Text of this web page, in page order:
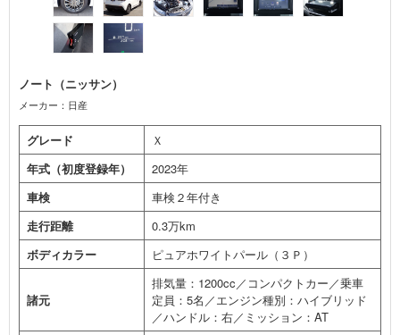
ノート（ニッサン）
メーカー：日産
グレード
Ｘ
年式（初度登録年）
2023年
車検
車検２年付き
走行距離
0.3万km
ボディカラー
ピュアホワイトパール（３Ｐ）
諸元
排気量：1200cc／コンパクトカー／乗車
定員：5名／エンジン種別：ハイブリッド
／ハンドル：右／ミッション：AT